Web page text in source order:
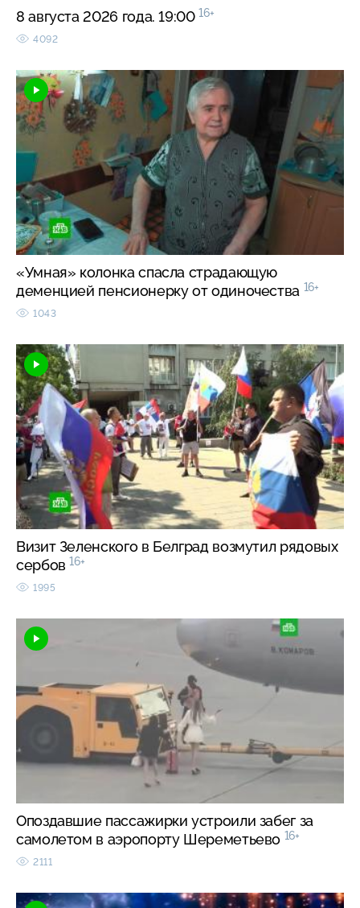
8 августа 2026 года. 19:00 16+
4092
«Умная» колонка спасла страдающую
деменцией пенсионерку от одиночества 16+
1043
Визит Зеленского в Белград возмутил рядовых
сербов 16+
1995
Опоздавшие пассажирки устроили забег за
самолетом в аэропорту Шереметьево 16+
2111